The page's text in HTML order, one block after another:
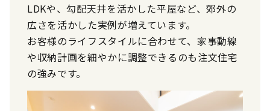
LDKや、勾配天井を活かした平屋など、郊外の
広さを活かした実例が増えています。
お客様のライフスタイルに合わせて、家事動線
や収納計画を細やかに調整できるのも注文住宅
の強みです。